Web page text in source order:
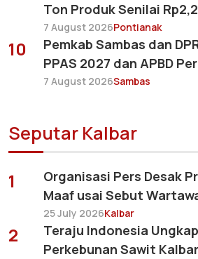
Ton Produk Senilai
7 August 2026Pontianak
10
Pemkab Sambas dan
PPAS 2027 dan APBD
7 August 2026Sambas
Seputar Kalbar
1
Organisasi Pers Desak
Maaf usai Sebut
25 July 2026Kalbar
2
Teraju Indonesia
Perkebunan Sawit